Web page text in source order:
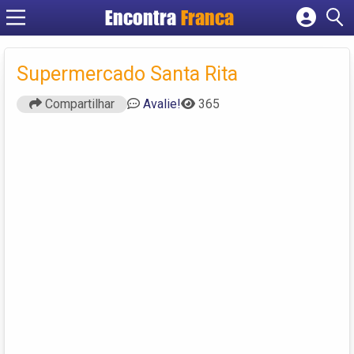
Encontra Franca
Cadastrar empresa
Criar conta
Supermercado Santa Rita
Compartilhar Avalie! 365